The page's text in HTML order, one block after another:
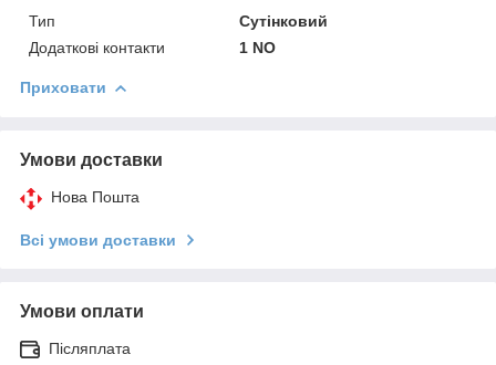
Тип
Сутінковий
Додаткові контакти
1 NO
Приховати
Умови доставки
Нова Пошта
Всі умови доставки
Умови оплати
Післяплата